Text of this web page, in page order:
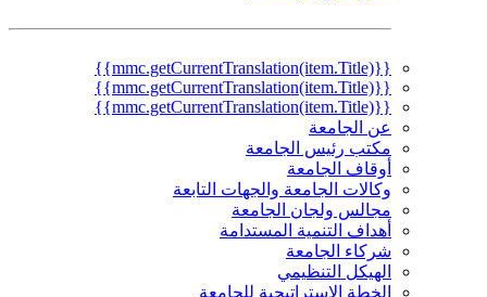
{{mmc.getCurrentTranslation(item.Title)}}
{{mmc.getCurrentTranslation(item.Title)}}
{{mmc.getCurrentTranslation(item.Title)}}
عن الجامعة
مكتب رئيس الجامعة
أوقاف الجامعة
وكالات الجامعة والجهات التابعة
مجالس ولجان الجامعة
أهداف التنمية المستدامة
شركاء الجامعة
الهيكل التنظيمي
الخطة الاستراتيجية للجامعة